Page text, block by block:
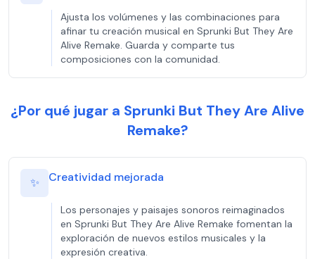
Ajusta los volúmenes y las combinaciones para
afinar tu creación musical en Sprunki But They Are
Alive Remake. Guarda y comparte tus
composiciones con la comunidad.
¿Por qué jugar a Sprunki But They Are Alive
Remake?
✨ Creatividad mejorada
Los personajes y paisajes sonoros reimaginados
en Sprunki But They Are Alive Remake fomentan la
exploración de nuevos estilos musicales y la
expresión creativa.